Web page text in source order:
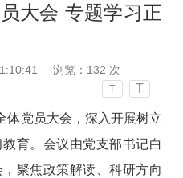
大会 专题学习正
浏览： 132 次
T T
体党员大会，深入开展树立
育。会议由党支部书记白
聚焦政策解读、科研方向